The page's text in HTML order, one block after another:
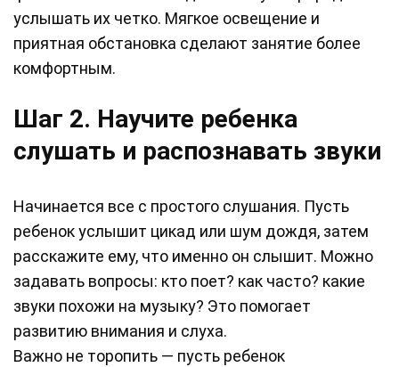
услышать их четко. Мягкое освещение и
приятная обстановка сделают занятие более
комфортным.
Шаг 2. Научите ребенка
слушать и распознавать звуки
Начинается все с простого слушания. Пусть
ребенок услышит цикад или шум дождя, затем
расскажите ему, что именно он слышит. Можно
задавать вопросы: кто поет? как часто? какие
звуки похожи на музыку? Это помогает
развитию внимания и слуха.
Важно не торопить — пусть ребенок